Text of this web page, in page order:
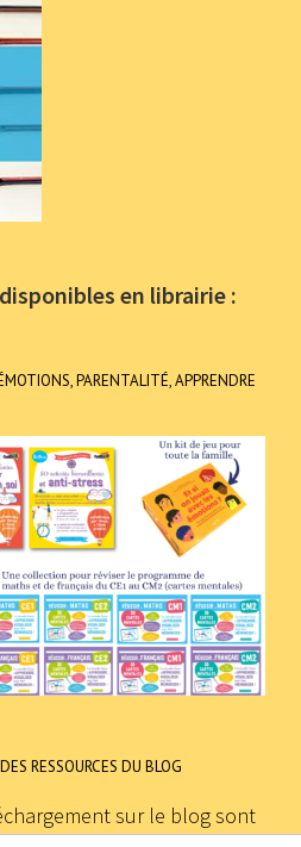
en librairie :
PARENTALITÉ, APPRENDRE
RESSOURCES DU BLOG
sur le blog sont